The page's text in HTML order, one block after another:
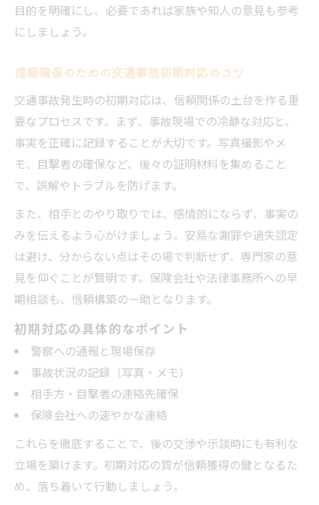
目的を明確にし、必要であれば家族や知人の意見も参考
にしましょう。
信頼確保のための交通事故初期対応のコツ
交通事故発生時の初期対応は、信頼関係の土台を作る重
要なプロセスです。まず、事故現場での冷静な対応と、
事実を正確に記録することが大切です。写真撮影やメ
モ、目撃者の確保など、後々の証明材料を集めること
で、誤解やトラブルを防げます。
また、相手とのやり取りでは、感情的にならず、事実の
みを伝えるよう心がけましょう。安易な謝罪や過失認定
は避け、分からない点はその場で判断せず、専門家の意
見を仰ぐことが賢明です。保険会社や法律事務所への早
期相談も、信頼構築の一助となります。
初期対応の具体的なポイント
警察への通報と現場保存
事故状況の記録（写真・メモ）
相手方・目撃者の連絡先確保
保険会社への速やかな連絡
これらを徹底することで、後の交渉や示談時にも有利な
立場を築けます。初期対応の質が信頼獲得の鍵となるた
め、落ち着いて行動しましょう。